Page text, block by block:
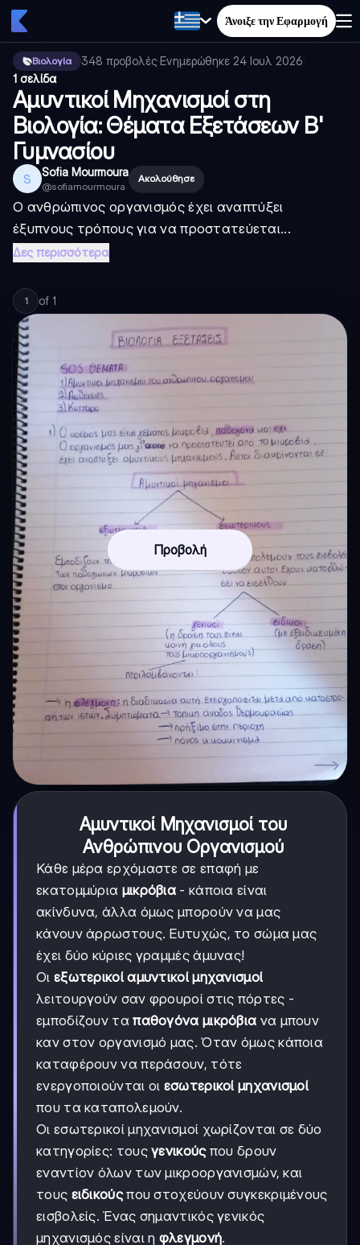
Άνοιξε την Εφαρμογή
Βιολογία 348 προβολές·Ενημερώθηκε 24 Ιουλ 2026·
1 σελίδα
Αμυντικοί Μηχανισμοί στη
Βιολογία: Θέματα Εξετάσεων Β'
Γυμνασίου
S Sofia Mourmoura
@sofiamourmoura
Ακολούθησε
Ο ανθρώπινος οργανισμός έχει αναπτύξει
έξυπνους τρόπους για να προστατεύεται...
Δες περισσότερα
1 of 1
Προβολή
Αμυντικοί Μηχανισμοί του
Ανθρώπινου Οργανισμού
Κάθε μέρα ερχόμαστε σε επαφή με
εκατομμύρια μικρόβια - κάποια είναι
ακίνδυνα, άλλα όμως μπορούν να μας
κάνουν άρρωστους. Ευτυχώς, το σώμα μας
έχει δύο κύριες γραμμές άμυνας!
Οι εξωτερικοί αμυντικοί μηχανισμοί
λειτουργούν σαν φρουροί στις πόρτες -
εμποδίζουν ταπαθογόνα μικρόβια να μπουν
καν στον οργανισμό μας. Όταν όμως κάποια
καταφέρουν να περάσουν, τότε
ενεργοποιούνται οι εσωτερικοί μηχανισμοί
που τα καταπολεμούν.
Οι εσωτερικοί μηχανισμοί χωρίζονται σε δύο
κατηγορίες: τουςγενικούςπου δρουν
εναντίον όλων των μικροοργανισμών, και
τους ειδικούςπου στοχεύουν συγκεκριμένους
εισβολείς. Ένας σημαντικός γενικός
μηχανισμός είναι η φλεγμονή.